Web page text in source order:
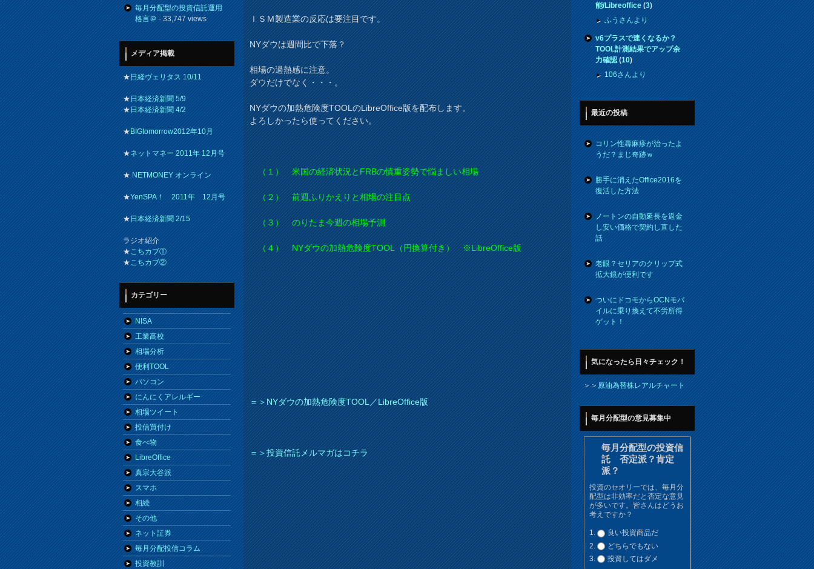
ＩＳＭ製造業の反応は要注目です。
NYダウは週間比で下落？
相場の過熱感に注意。
ダウだけでなく・・・。
NYダウの加熱危険度TOOLのLibreOffice版を配布します。
よろしかったら使ってください。
（１） 米国の経済状況とFRBの慎重姿勢で悩ましい相場
（２） 前週ふりかえりと相場の注目点
（３） のりたま今週の相場予測
（４） NYダウの加熱危険度TOOL（円換算付き） ※LibreOffice版
＝＞NYダウの加熱危険度TOOL／LibreOffice版
＝＞投資信託メルマガはコチラ
毎月分配型の投資信託運用
格言＠- 33,747 views
メディア掲載
★日経ヴェリタス 10/11
★日本経済新聞 5/9
★日本経済新聞 4/2
★BIGtomorrow2012年10月
★ネットマネー 2011年 12月号
★NETMONEY オンライン
★YenSPA！ 2011年 12月号
★日本経済新聞 2/15
ラジオ紹介
★こちカブ①
★こちカブ②
カテゴリー
NISA
工業高校
相場分析
便利TOOL
パソコン
にんにくアレルギー
相場ツイート
投信買付け
食べ物
LibreOffice
真宗大谷派
スマホ
相続
その他
ネット証券
毎月分配投信コラム
投資教訓
能/Libreoffice(3)
ふうさんより
v6プラスで速くなるか？
TOOL計測結果でアップ余
力確認(10)
106さんより
最近の投稿
コリン性蕁麻疹が治ったよ
うだ？まじ奇跡ｗ
勝手に消えたOffice2016を
復活した方法
ノートンの自動延長を返金
し安い価格で契約し直した
話
老眼？セリアのクリップ式
拡大鏡が便利です
ついにドコモからOCNモバ
イルに乗り換えて不労所得
ゲット！
気になったら日々チェック！
＞＞原油為替株レアルチャート
毎月分配型の意見募集中
毎月分配型の投資信
託 否定派？肯定
派？
投資のセオリーでは、毎月分
配型は非効率だと否定な意見
が多いです。皆さんはどうお
考えですか？
良い投資商品だ
どちらでもない
投資してはダメ